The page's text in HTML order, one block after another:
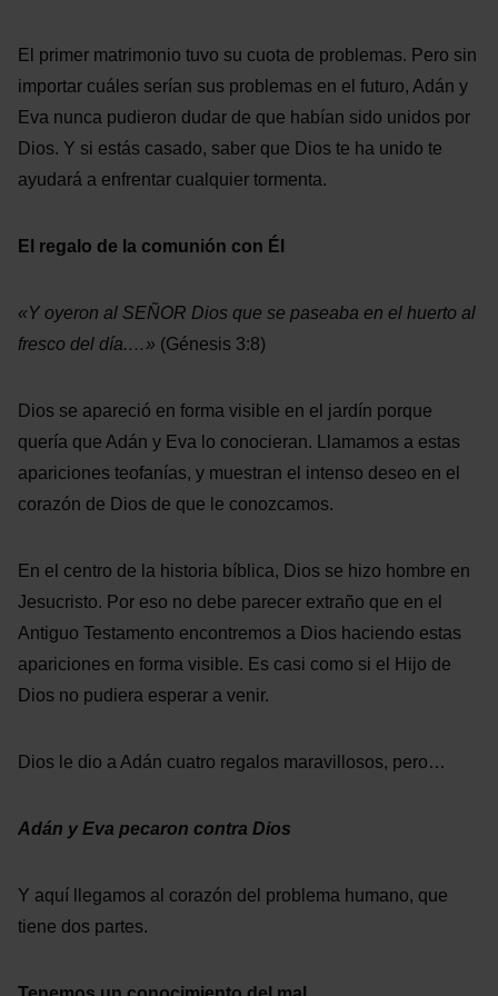
El primer matrimonio tuvo su cuota de problemas. Pero sin
importar cuáles serían sus problemas en el futuro, Adán y
Eva nunca pudieron dudar de que habían sido unidos por
Dios. Y si estás casado, saber que Dios te ha unido te
ayudará a enfrentar cualquier tormenta.
El regalo de la comunión con Él
«Y oyeron al SEÑOR Dios que se paseaba en el huerto al
fresco del día.…» (Génesis 3:8)
Dios se apareció en forma visible en el jardín porque
quería que Adán y Eva lo conocieran. Llamamos a estas
apariciones teofanías, y muestran el intenso deseo en el
corazón de Dios de que le conozcamos.
En el centro de la historia bíblica, Dios se hizo hombre en
Jesucristo. Por eso no debe parecer extraño que en el
Antiguo Testamento encontremos a Dios haciendo estas
apariciones en forma visible. Es casi como si el Hijo de
Dios no pudiera esperar a venir.
Dios le dio a Adán cuatro regalos maravillosos, pero…
Adán y Eva pecaron contra Dios
Y aquí llegamos al corazón del problema humano, que
tiene dos partes.